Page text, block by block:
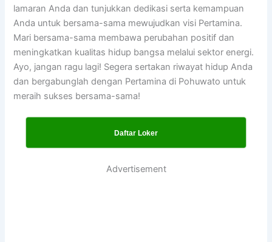
lamaran Anda dan tunjukkan dedikasi serta kemampuan
Anda untuk bersama-sama mewujudkan visi Pertamina.
Mari bersama-sama membawa perubahan positif dan
meningkatkan kualitas hidup bangsa melalui sektor energi.
Ayo, jangan ragu lagi! Segera sertakan riwayat hidup Anda
dan bergabunglah dengan Pertamina di Pohuwato untuk
meraih sukses bersama-sama!
Daftar Loker
Advertisement